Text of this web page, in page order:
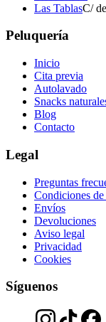
Las TablasC/
Peluquería
Inicio
Cita previa
Autolavado
Snacks
Blog
Contacto
Legal
Preguntas
Condiciones de
Envíos
Devoluciones
Aviso legal
Privacidad
Cookies
Síguenos